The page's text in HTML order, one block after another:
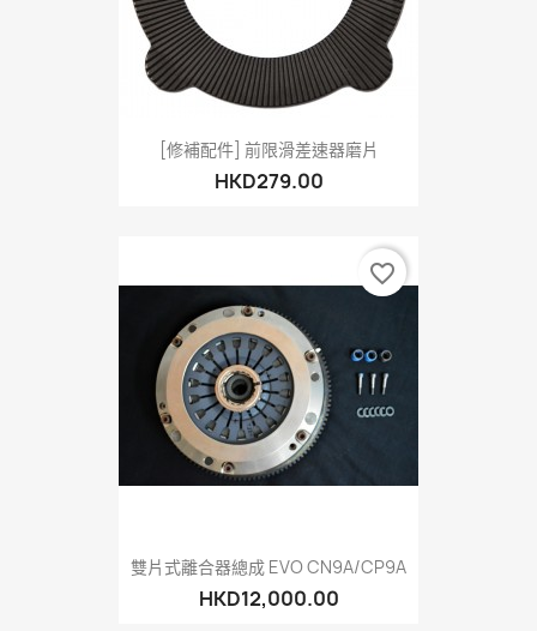
[修補配件] 前限滑差速器磨片
HKD279.00
雙片式離合器總成 EVO CN9A/CP9A
HKD12,000.00
favorite_border